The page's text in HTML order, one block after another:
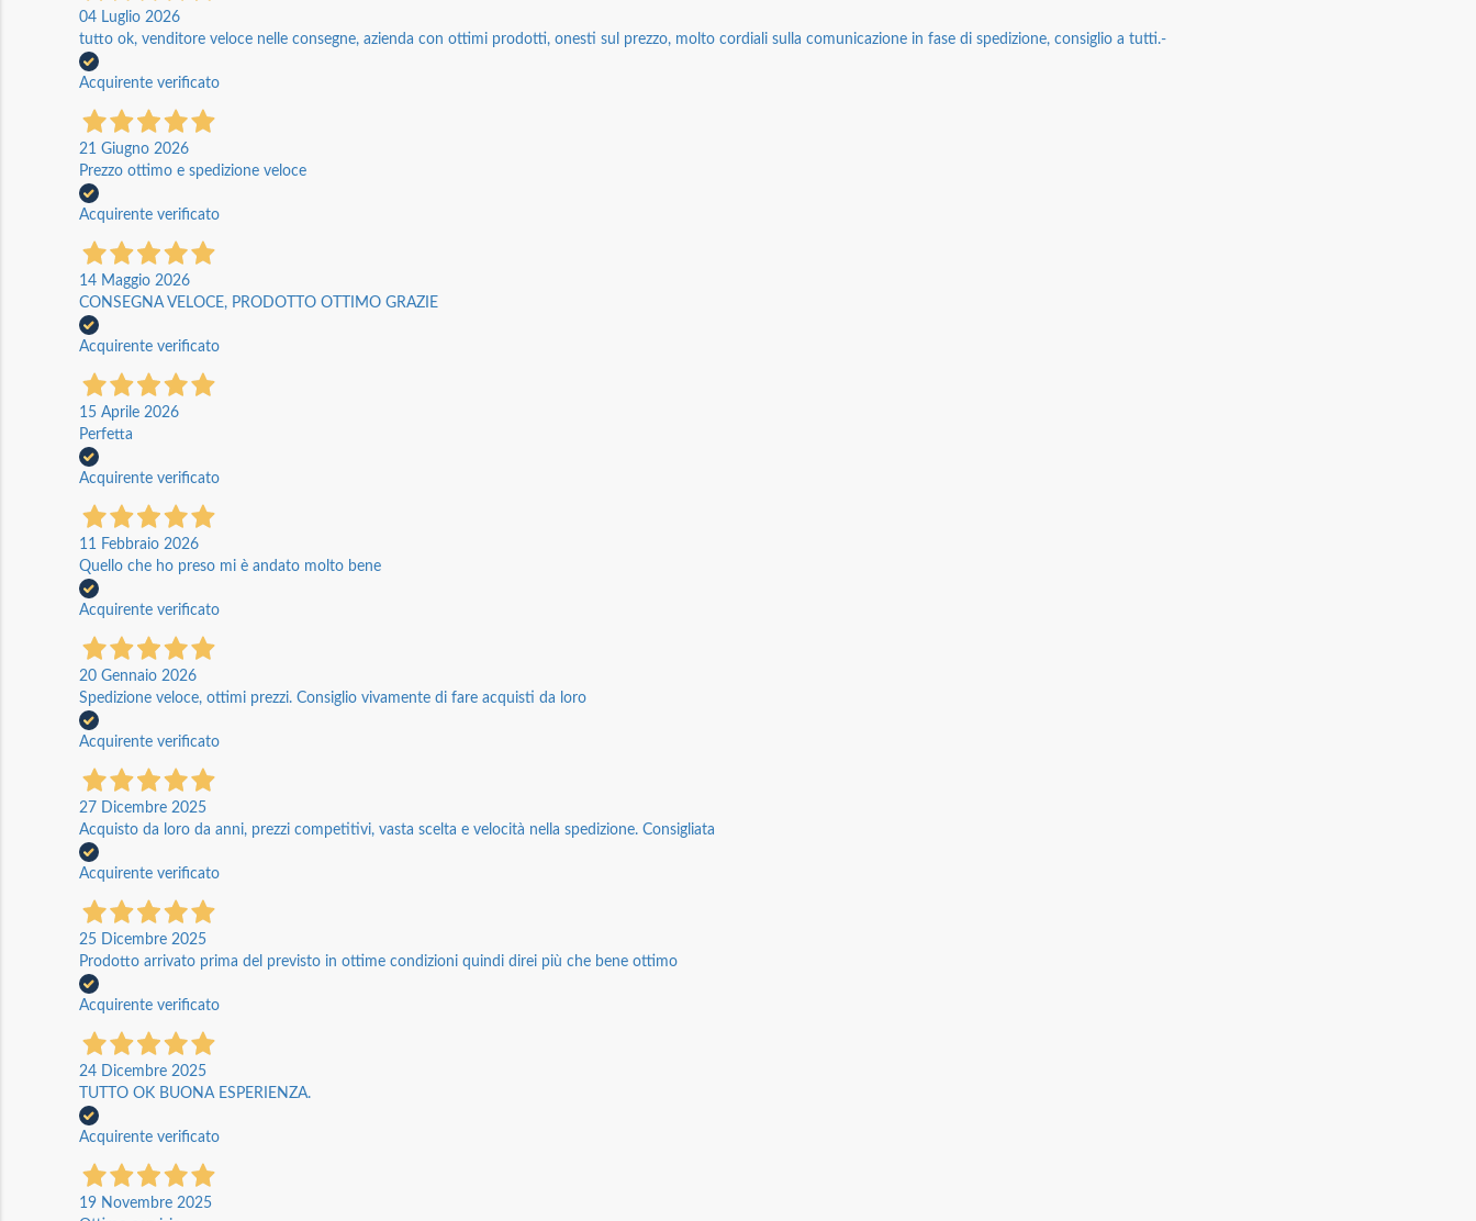
04 Luglio 2026
tutto ok, venditore veloce nelle consegne, azienda con ottimi prodotti, onesti sul prezzo, molto cordiali sulla comunicazione in fase di spedizione, consiglio a tutti.-
Acquirente verificato
21 Giugno 2026
Prezzo ottimo e spedizione veloce
Acquirente verificato
14 Maggio 2026
CONSEGNA VELOCE, PRODOTTO OTTIMO GRAZIE
Acquirente verificato
15 Aprile 2026
Perfetta
Acquirente verificato
11 Febbraio 2026
Quello che ho preso mi è andato molto bene
Acquirente verificato
20 Gennaio 2026
Spedizione veloce, ottimi prezzi. Consiglio vivamente di fare acquisti da loro
Acquirente verificato
27 Dicembre 2025
Acquisto da loro da anni, prezzi competitivi, vasta scelta e velocità nella spedizione. Consigliata
Acquirente verificato
25 Dicembre 2025
Prodotto arrivato prima del previsto in ottime condizioni quindi direi più che bene ottimo
Acquirente verificato
24 Dicembre 2025
TUTTO OK BUONA ESPERIENZA.
Acquirente verificato
19 Novembre 2025